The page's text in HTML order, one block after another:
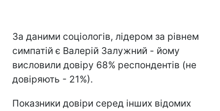
За даними соціологів, лідером за рівнем
симпатій є Валерій Залужний - йому
висловили довіру 68% респондентів (не
довіряють - 21%).
Показники довіри серед інших відомих